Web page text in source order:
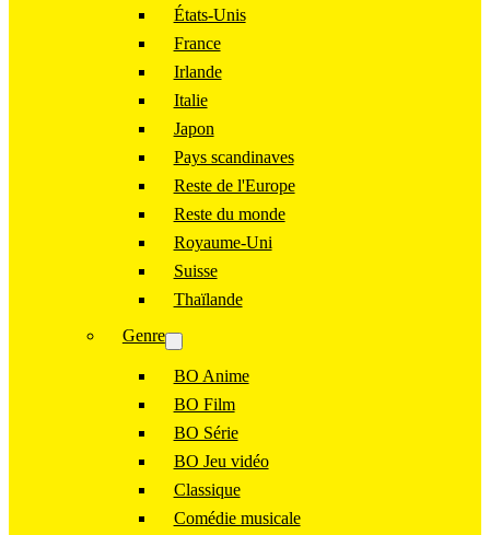
États-Unis
France
Irlande
Italie
Japon
Pays scandinaves
Reste de l'Europe
Reste du monde
Royaume-Uni
Suisse
Thaïlande
Genre
BO Anime
BO Film
BO Série
BO Jeu vidéo
Classique
Comédie musicale